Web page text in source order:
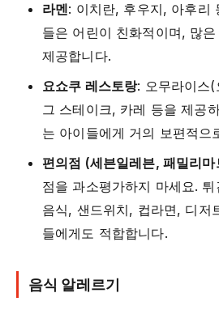
라멘: 이치란, 후우지, 아후리
들은 어린이 친화적이며, 많
제공합니다.
요쇼쿠 레스토랑: 오무라이스
그 스테이크, 카레 등을 제공
는 아이들에게 거의 보편적으
편의점 (세븐일레븐, 패밀리마
점을 과소평가하지 마세요.
음식, 샌드위치, 컵라면, 디저
들에게도 적합합니다.
음식 알레르기